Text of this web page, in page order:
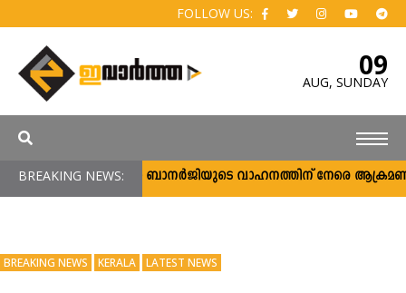
FOLLOW US:
09
AUG, SUNDAY
BREAKING NEWS:മമതാ ബാനര്‍ജിയുടെ വാഹനത്തിന് നേരെ ആക്രമണം;
BREAKING NEWS KERALA LATEST NEWS